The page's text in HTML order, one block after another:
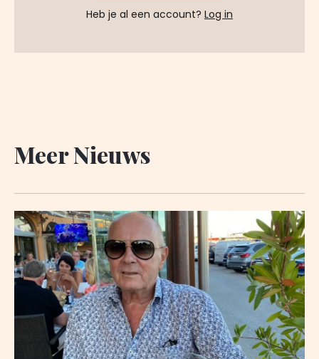
Heb je al een account? Log in
Meer Nieuws